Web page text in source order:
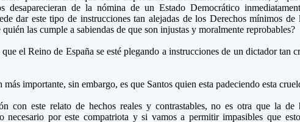
desaparecieran de la nómina de un Estado Democrático
dar este tipo de instrucciones tan alejadas de los Derechos mínimos de
las cumple a sabiendas de que son injustas y moralmente reprobables?
que el Reino de España se esté plegando a instrucciones de un dictador tan
más importante, sin embargo, es que Santos quien esta padeciendo esta
con este relato de hechos reales y contrastables, no es otra que la de
necesario por este compatriota y si vamos a permitir impasibles que